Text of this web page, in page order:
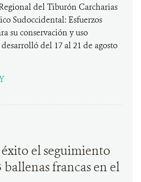
del Tiburón Carcharias
Sudoccidental: Esfuerzos
su conservación y uso
desarrolló del 17 al 21 de agosto
el seguimiento
ballenas francas en el